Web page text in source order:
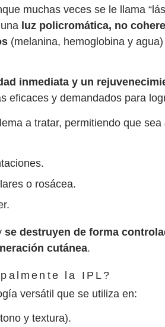
muchas veces se le llama
luz policromática, no
(melanina, hemoglobina y
inmediata y un
eficaces y demandados para
a tratar, permitiendo que sea
o rosácea.
se destruyen de forma
cutánea.
la IPL?
versátil que se utiliza en:
y textura).